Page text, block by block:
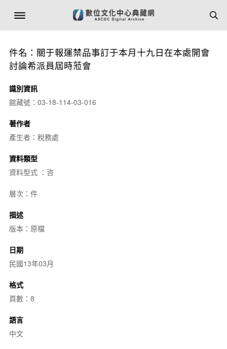
件名：關于報運禁品事訂于本月十九日在本處開會
討論希派員屆時蒞會
識別資訊
館藏號：03-18-114-03-016
著作者
產生者：稅務處
資料類型
資料型式 ：咨
層次：件
描述
版本：原檔
日期
民國13年03月
格式
頁數：8
語言
中文